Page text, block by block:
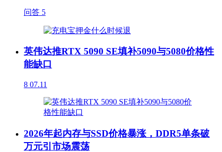
问答 5
英伟达推RTX 5090 SE填补5090与5080价格性
能缺口
8 07.11
2026年起内存与SSD价格暴涨，DDR5单条破
万元引市场震荡